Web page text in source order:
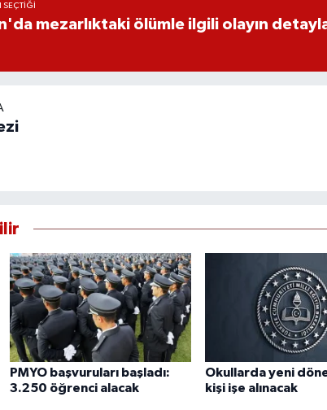
SEÇTIĞI
mezarlıktaki ölümle ilgili olayın
PMYO başvuruları başladı:
3.250 öğrenci alacak
Okullarda yeni
kişi işe alınacak